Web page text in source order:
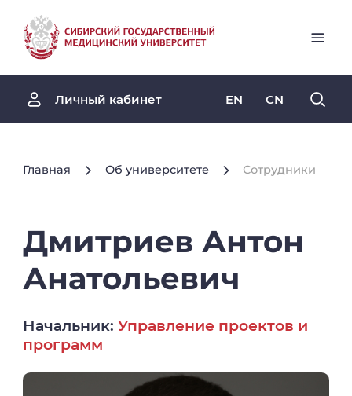
Личный кабинет EN CN
Главная Об университете Сотрудники
Дмитриев Антон
Анатольевич
Начальник:Управление проектов и
программ